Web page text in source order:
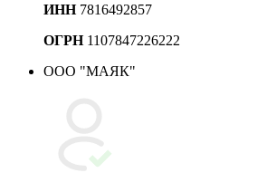
ИНН7816492857
ОГРН1107847226222
ООО "МАЯК"